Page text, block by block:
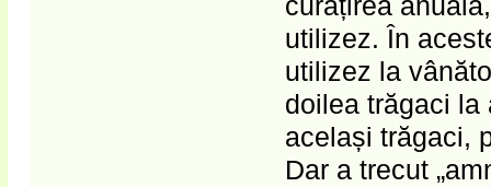
utilizez. În
utilizez la
doilea trăgaci la
același trăgaci,
Dar a trecut